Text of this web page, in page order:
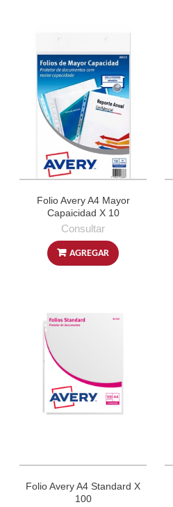
Folio Avery A4 Mayor
Capaicidad X 10
Consultar
AGREGAR
Folio Avery A4 Standard X
100